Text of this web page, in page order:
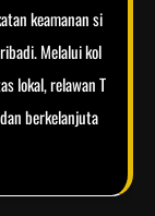
keamanan si
Melalui kol
lokal, relawan T
berkelanjuta